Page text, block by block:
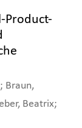
Product-
Braun,
Beatrix;